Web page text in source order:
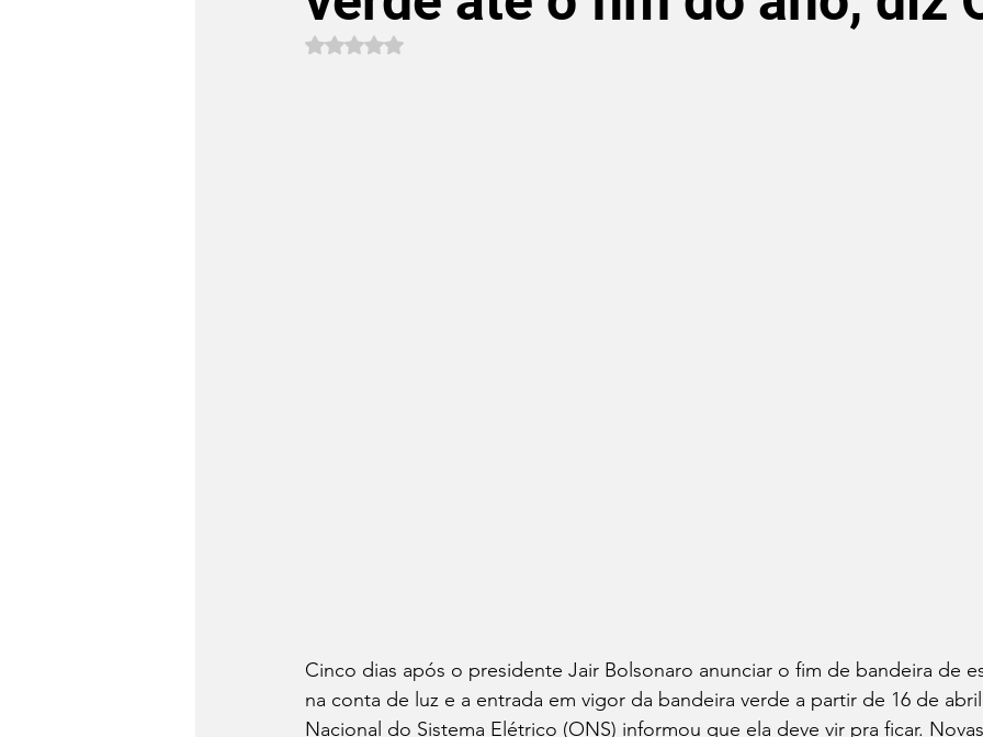
Avaliado com NaN de 5 estrelas.
Cinco dias após o presidente Jair Bolsonaro anunciar o fim de bandeira de
na conta de luz e a entrada em vigor da bandeira verde a partir de 16 de
Nacional do Sistema Elétrico (ONS) informou que ela deve vir pra ficar.